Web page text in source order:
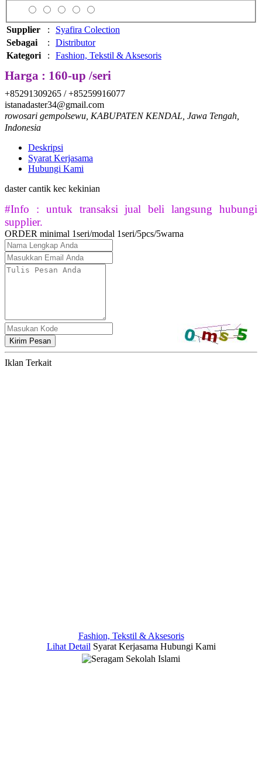
Supplier :
Syafira Colection
Sebagai
:
Distributor
Kategori
: Fashion, Tekstil & Aksesoris
Harga : 160-up /seri
+85291309265 / +85259916077
istanadaster34@gmail.com
rowosari gempolsewu, KABUPATEN KENDAL, Jawa Tengah,
Indonesia
Deskripsi
Syarat Kerjasama
Hubungi Kami
daster cantik kec kekinian
#Info : untuk transaksi jual beli langsung hubungi
supplier.
ORDER minimal 1seri/modal 1seri/5pcs/5warna
Kirim Pesan
Iklan Terkait
Fashion, Tekstil & Aksesoris
Lihat Detail Syarat Kerjasama Hubungi Kami